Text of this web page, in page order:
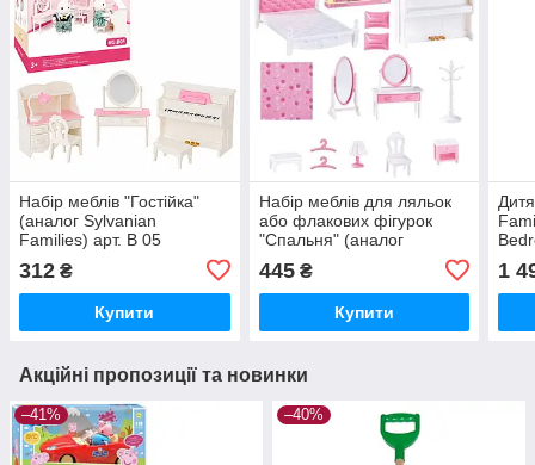
Набір меблів "Гостійка"
(аналог Sylvanian
Families) арт. B 05
312 ₴
Купити
Набір меблів для ляльок
або флакових фігурок
"Спальня" (аналог
Sylvanian families) арт. E
02
445₴
Купити
1
Акційні пропозиції та новинки
–41% –40%